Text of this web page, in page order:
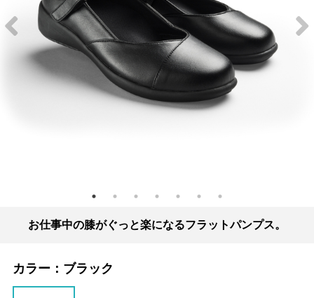
お仕事中の膝がぐっと楽になるフラットパンプス。
カラー： ブラック